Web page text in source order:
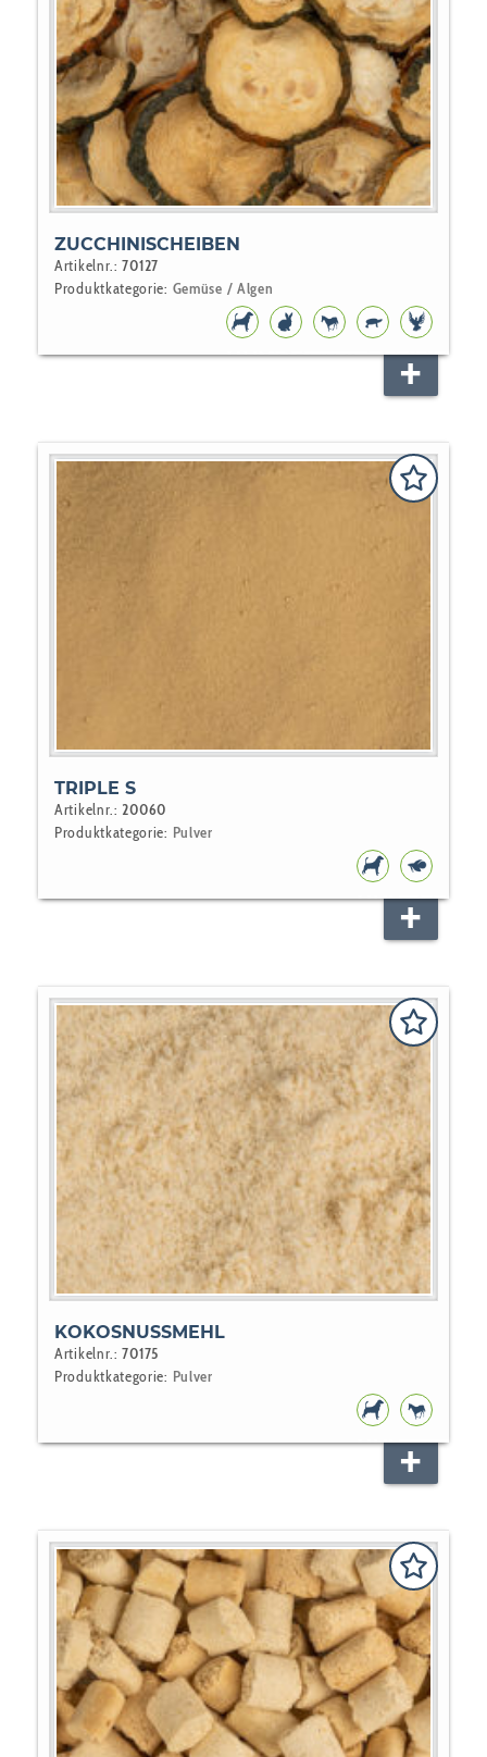
ZUCCHINISCHEIBEN
Artikelnr.:70127
Produktkategorie: Gemüse / Algen
HUNDEFUTTER
NAGERPFERDREPTILIEN
VOGEL
TRIPLE S
Artikelnr.: 20060
Produktkategorie: Pulver
KOKOSNUSSMEHL
Artikelnr.:70175
Produktkategorie: Pulver
PFERD